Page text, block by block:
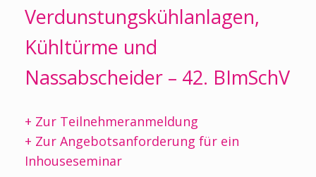
Verdunstungskühlanlagen,
Kühltürme und
Nassabscheider – 42. BImSchV
+ Zur Teilnehmeranmeldung
+ Zur Angebotsanforderung für ein
Inhouseseminar